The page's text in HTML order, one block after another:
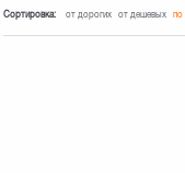
Сортировка: от дорогих от дешевых по